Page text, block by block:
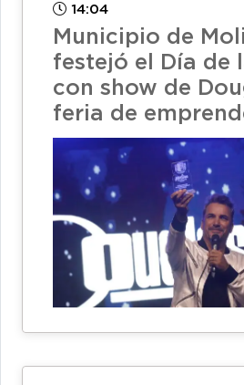
14:04
Municipio de
festejó el Día de
con show de
feria de